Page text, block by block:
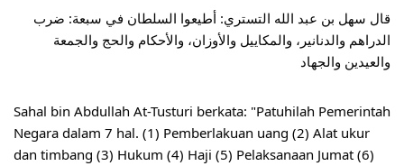
ﻭاﻟﻌﻴﺪﻳﻦ ﻭاﻟﺠﻬﺎﺩ
Sahal bin Abdullah At-Tusturi berkata: "Patuhilah Pemerintah
Negara dalam 7 hal. (1) Pemberlakuan uang (2) Alat ukur
dan timbang (3) Hukum (4) Haji (5) Pelaksanaan Jumat (6)